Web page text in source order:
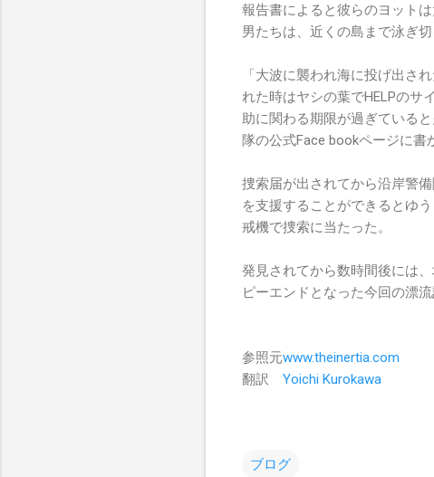
報告書によると彼らのヨット
男たちは、近くの島まで泳ぎ切
「大波に襲われ海に投げ出さ
れた時はヤシの葉でHELPのサ
助に関わる期限が過ぎている
隊の公式Face bookページに書
捜索届が出されてから沿岸警
を支援することができるとゆ
戒機で捜索に当たった。
発見されてから数時間後には
ピーエンドとなった今回の漂
参照元www.theinertia.com
翻訳 Yoichi Kurokawa
ブログ